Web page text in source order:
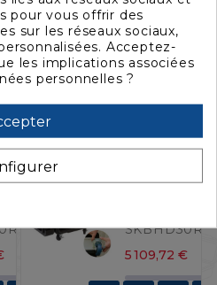
Prix

4 450,68 €
  
Rack
HD30R910
5 109,72 €
pour vous offrir des
sur les réseaux sociaux,
Acceptez-
les implications associées
personnelles ?